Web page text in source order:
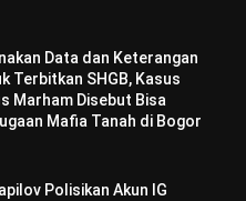
Data dan Keterangan
Terbitkan SHGB, Kasus
Marham Disebut Bisa
Mafia Tanah di Bogor
Polisikan Akun IG